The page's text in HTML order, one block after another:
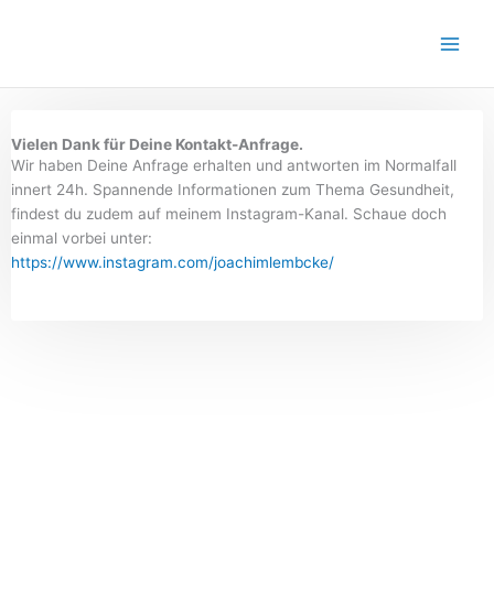
Vielen Dank für Deine Kontakt-Anfrage.
Wir haben Deine Anfrage erhalten und antworten im Normalfall
innert 24h. Spannende Informationen zum Thema Gesundheit,
findest du zudem auf meinem Instagram-Kanal. Schaue doch
einmal vorbei unter:
https://www.instagram.com/joachimlembcke/